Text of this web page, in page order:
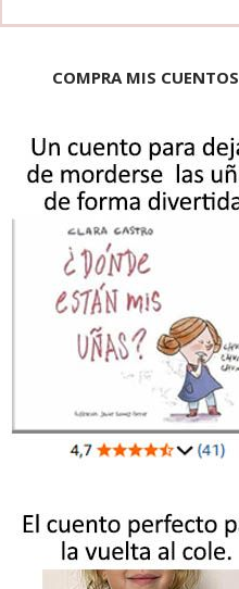
COMPRA MIS CUENTOS